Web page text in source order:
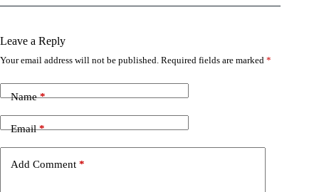
Leave a Reply
Your email address will not be published. Required fields are marked *
Name*
Email*
Add Comment *